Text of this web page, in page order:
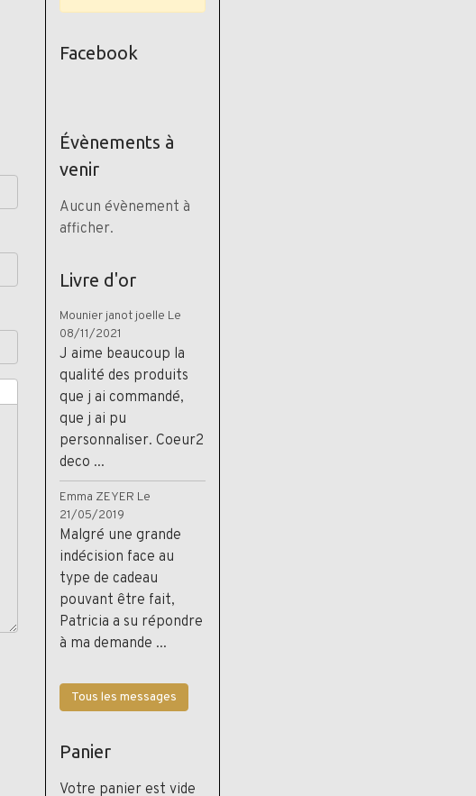
Facebook
Évènements à
venir
Aucun évènement à
afficher.
Livre d'or
Mounier janot joelle Le
08/11/2021
J aime beaucoup la
qualité des produits
que j ai commandé,
que j ai pu
personnaliser. Coeur2
deco ...
Emma ZEYER Le
21/05/2019
Malgré une grande
indécision face au
type de cadeau
pouvant être fait,
Patricia a su répondre
à ma demande ...
Tous les messages
Panier
Votre panier est vide